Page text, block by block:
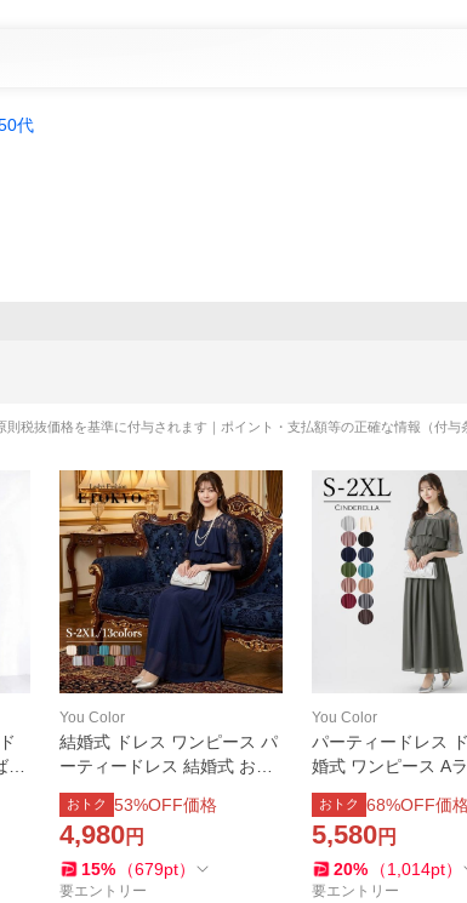
代
則税抜価格を基準に付与されます｜ポイント・支払額等の正確な情報（付
窓
You Color
結婚式 ドレス ワンピース パ
ーティードレス 結婚式 お呼
ばれ ロング 大きいサイズ お
呼ばれ レース ドレス マキシ
ロングドレス オケージョン
女子会 食事会
おトク 53%OFF価格
4,980円
15% （679pt）
要エントリー
You Color
パーティードレス
婚式 ワンピース Aラ
ォーマル 袖あり 同
会 20代 30代 大きい
成人式 二次会 ロン
レース yj188202
おトク 68%OFF価
5,580円
20% （1,014pt）
要エントリー